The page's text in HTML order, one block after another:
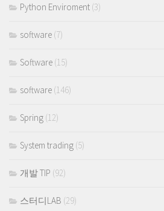
Python Enviroment (3)
software (7)
Software (15)
software (146)
Spring (12)
System trading (5)
개발 TIP (92)
스터디LAB (29)